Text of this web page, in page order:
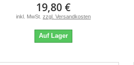
19,80 €
inkl. MwSt. zzgl. Versandkosten
Auf Lager